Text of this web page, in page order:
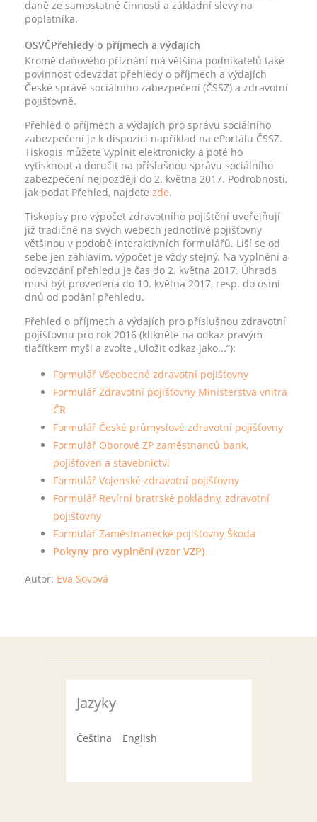
daně ze samostatné činnosti a základní slevy na
poplatníka.
OSVČPřehledy o příjmech a výdajích
Kromě daňového přiznání má většina podnikatelů také
povinnost odevzdat přehledy o příjmech a výdajích
České správě sociálního zabezpečení (ČSSZ) a zdravotní
pojišťovně.
Přehled o příjmech a výdajích pro správu sociálního
zabezpečení je k dispozici například na ePortálu ČSSZ.
Tiskopis můžete vyplnit elektronicky a poté ho
vytisknout a doručit na příslušnou správu sociálního
zabezpečení nejpozději do 2. května 2017. Podrobnosti,
jak podat Přehled, najdete zde.
Tiskopisy pro výpočet zdravotního pojištění uveřejňují
již tradičně na svých webech jednotlivé pojišťovny
většinou v podobě interaktivních formulářů. Liší se od
sebe jen záhlavím, výpočet je vždy stejný. Na vyplnění a
odevzdání přehledu je čas do 2. května 2017. Úhrada
musí být provedena do 10. května 2017, resp. do osmi
dnů od podání přehledu.
Přehled o příjmech a výdajích pro příslušnou zdravotní
pojišťovnu pro rok 2016 (klikněte na odkaz pravým
tlačítkem myši a zvolte „Uložit odkaz jako...“):
Formulář Všeobecné zdravotní pojišťovny
Formulář Zdravotní pojišťovny Ministerstva vnitra
ČR
Formulář České průmyslové zdravotní pojišťovny
Formulář Oborové ZP zaměstnanců bank,
pojišťoven a stavebnictví
Formulář Vojenské zdravotní pojišťovny
Formulář Revírní bratrské pokladny, zdravotní
pojišťovny
Formulář Zaměstnanecké pojišťovny Škoda
Pokyny pro vyplnění (vzor VZP)
Autor: Eva Sovová
Jazyky
Čeština English